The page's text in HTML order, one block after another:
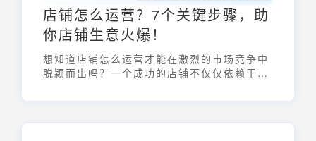
店铺怎么运营？7个关键步骤，助
你店铺生意火爆！
想知道店铺怎么运营才能在激烈的市场竞争中
脱颖而出吗？一个成功的店铺不仅仅依赖于优